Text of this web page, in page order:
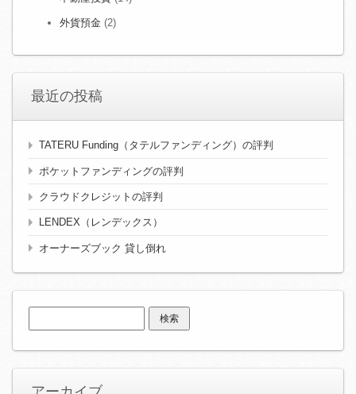
外貨預金 (2)
最近の投稿
TATERU Funding（タテルファンディング）の評判
ポケットファンディングの評判
クラウドクレジットの評判
LENDEX（レンデックス）
オーナーズブック 貸し倒れ
索: